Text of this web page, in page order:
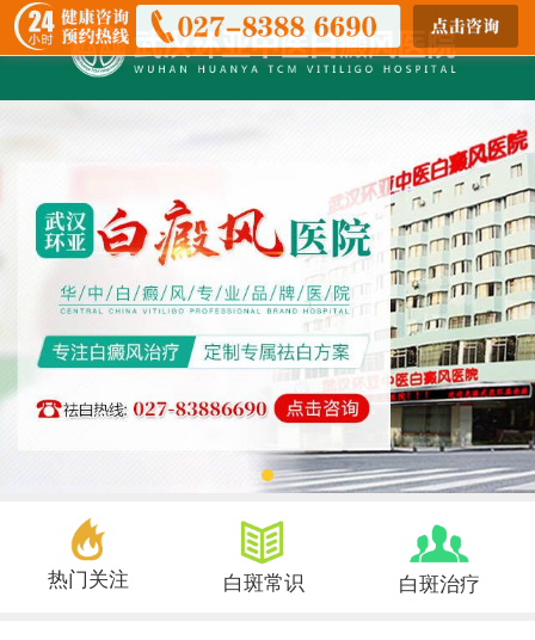
热门关注 白斑常识 白斑治疗